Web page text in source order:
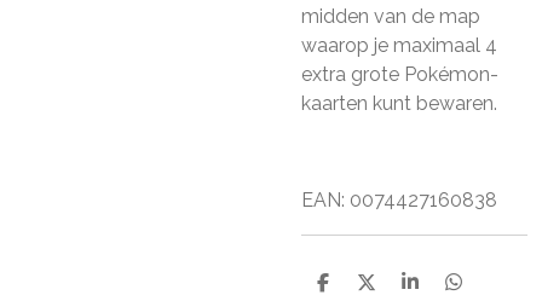
midden van de map
waarop je maximaal 4
extra grote Pokémon-
kaarten kunt bewaren.
EAN: 0074427160838
D
D
S
D